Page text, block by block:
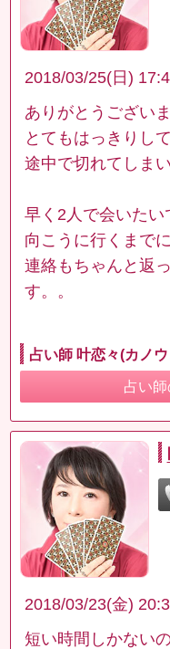
2018/03/25(日)
ありがとうございま
とてもはっきりし
途中で切れてしま
早く2人で会いたい
向こうに行くまで
連絡もちゃんと返
す。。
占い師 叶恋々(カノ
占い
2018/03/23(金)
短い時間しかない